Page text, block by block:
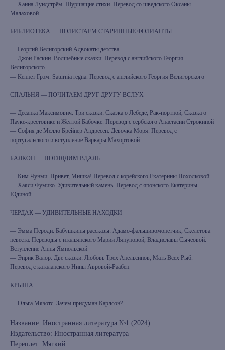
— Ханна Лундстрём. Шуршащие стихи. Перевод со шведского Оксаны
Малаховой
БИБЛИОТЕКА — ПОЛИСТАЕМ СТАРИННЫЕ ФОЛИАНТЫ
— Георгий Велигорский Адвокаты детства
— Джон Раскин. Волшебные сказки. Перевод с английского Георгия
Велигорского
— Кеннет Грэм. Saturnia regna. Перевод с английского Георгия Велигорского
СПАЛЬНЯ — ПОЧИТАЕМ ДРУГ ДРУГУ ВСЛУХ
— Десанка Максимович. Три сказки: Сказка о Лебеде, Рак-портной, Сказка о
Пауке-крестовике и Желтой Бабочке. Перевод с сербского Анастасии Строкиной
— София де Мелло Брейнер Андресен. Девочка Моря. Перевод с
португальского и вступление Варвары Махортовой
БАЛКОН — ПОГЛЯДИМ ВДАЛЬ
— Ким Чунми. Привет, Мишка! Перевод с корейского Екатерины Похолковой
— Хаяси Фумико. Удивительный камень. Перевод с японского Екатерины
Юдиной
ЧЕРДАК — УДИВИТЕЛЬНЫЕ НАХОДКИ
— Эмма Пероди. Бабушкины рассказы: Адамо-фальшивомонетчик, Скелетова
невеста. Переводы с итальянского Марии Ляпуновой, Владиславы Сычеовой.
Вступление Анны Ямпольской
— Энрик Валор. Две сказки: Любовь Трех Апельсинов, Мать Всех Рыб.
Перевод с каталанского Нины Авровой-Раабен
КРЫША
— Ольга Мяэотс. Зачем придуман Карлсон?
Название: Иностранная литература №1 (2024)
Издательство: Иностранная литература
Переплет: Мягкий